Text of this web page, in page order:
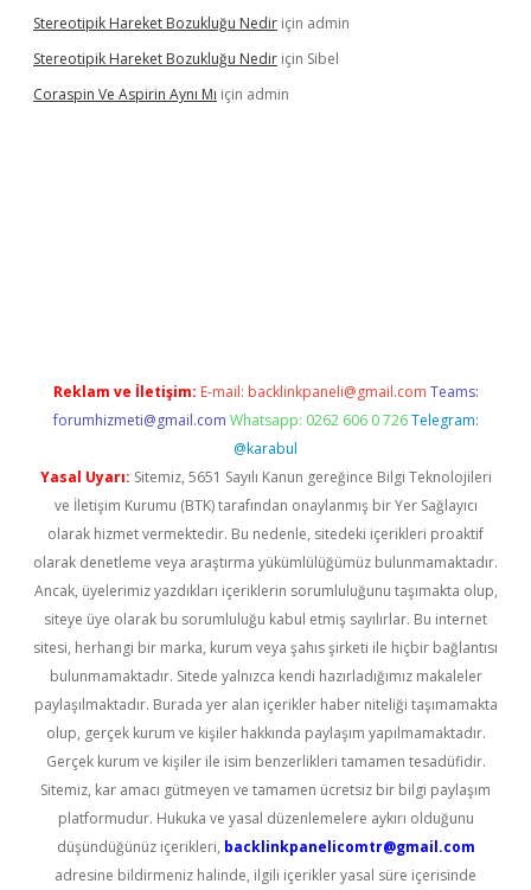
Stereotipik Hareket Bozukluğu Nedir için admin
Stereotipik Hareket Bozukluğu Nedir için Sibel
Coraspin Ve Aspirin Aynı Mı için admin
Reklam ve İletişim: E-mail: backlinkpaneli@gmail.com Teams:
forumhizmeti@gmail.com Whatsapp: 0262 606 0 726 Telegram:
@karabul
Yasal Uyarı: Sitemiz, 5651 Sayılı Kanun gereğince Bilgi Teknolojileri
ve İletişim Kurumu (BTK) tarafından onaylanmış bir Yer Sağlayıcı
olarak hizmet vermektedir. Bu nedenle, sitedeki içerikleri proaktif
olarak denetleme veya araştırma yükümlülüğümüz bulunmamaktadır.
Ancak, üyelerimiz yazdıkları içeriklerin sorumluluğunu taşımakta olup,
siteye üye olarak bu sorumluluğu kabul etmiş sayılırlar. Bu internet
sitesi, herhangi bir marka, kurum veya şahıs şirketi ile hiçbir bağlantısı
bulunmamaktadır. Sitede yalnızca kendi hazırladığımız makaleler
paylaşılmaktadır. Burada yer alan içerikler haber niteliği taşımamakta
olup, gerçek kurum ve kişiler hakkında paylaşım yapılmamaktadır.
Gerçek kurum ve kişiler ile isim benzerlikleri tamamen tesadüfidir.
Sitemiz, kar amacı gütmeyen ve tamamen ücretsiz bir bilgi paylaşım
platformudur. Hukuka ve yasal düzenlemelere aykırı olduğunu
düşündüğünüz içerikleri, backlinkpanelicomtr@gmail.com
adresine bildirmeniz halinde, ilgili içerikler yasal süre içerisinde